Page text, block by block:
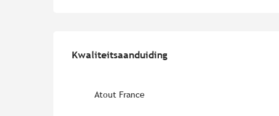
Kwaliteitsaanduiding
Kwaliteitsaanduiding
Atout France